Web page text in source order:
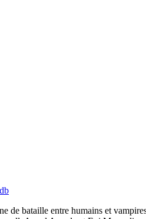
de bataille entre humains et